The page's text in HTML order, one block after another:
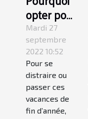
opter pour
un
camping
à
Grenoble
?
Mardi 27
septembre
2022 10:52
Pour se
distraire ou
passer ces
vacances de
fin d’année,